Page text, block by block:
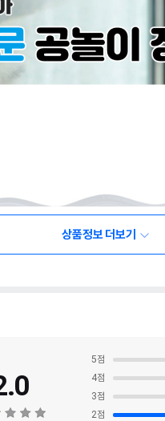
상품정보 더보기
5점
4점
3점
2점